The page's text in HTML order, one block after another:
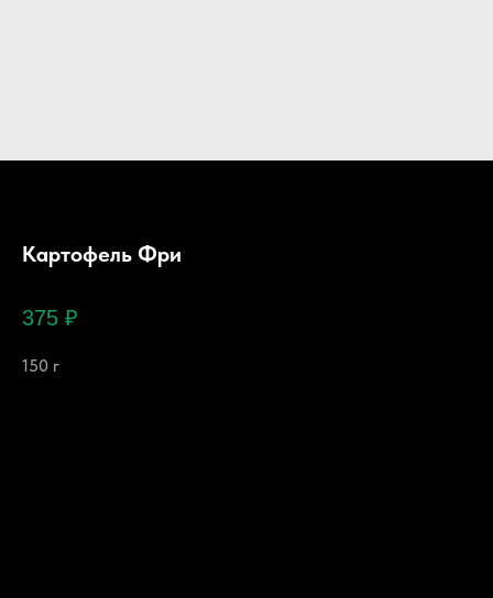
Картофель Фри
375 ₽
150 г